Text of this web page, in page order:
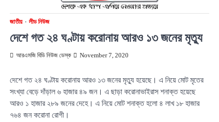
জাতীয় লীড নিউজ
দেশে গত ২৪ ঘণ্টায় করোনায় আরও ১৩ জনের মৃত্যু
আরএমজি বিডি নিউজ ডেস্ক November 7, 2020
দেশে গত ২৪ ঘণ্টায় করোনায় আরও ১৩ জনের মৃত্যু হয়েছে। এ নিয়ে মোট মৃতের
সংখ্যা বেড়ে দাঁড়াল ৬ হাজার ৪৯ জন। এ ছাড়া করোনাভাইরাস শনাক্ত হয়েছে
আরও ১ হাজার ২৮৯ জনের দেহে। এ নিয়ে মোট শনাক্ত হলো ৪ লাখ ১৮ হাজার
৭৬৪ জন করোনা রোগী।